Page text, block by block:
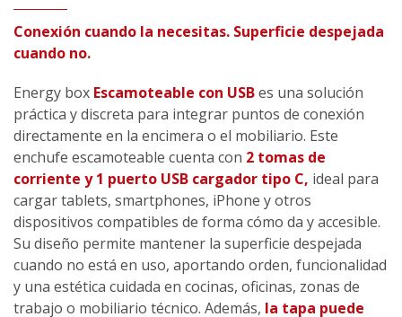
Conexión cuando la necesitas. Superficie despejada
cuando no.
Energy box Escamoteable con USBes una solución
práctica y discreta para integrar puntos de conexión
directamente en la encimera o el mobiliario. Este
enchufe escamoteable cuenta con 2 tomas de
corriente y 1 puerto USB cargador tipo C, ideal para
cargar tablets, smartphones, iPhone y otros
dispositivos compatibles de forma cómo da y accesible.
Su diseño permite mantener la superficie despejada
cuando no está en uso, aportando orden, funcionalidad
y una estética cuidada en cocinas, oficinas, zonas de
trabajo o mobiliario técnico. Además, la tapa puede